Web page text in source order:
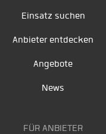
Einsatz suchen
Anbieter entdecken
Angebote
News
FÜR ANBIETER